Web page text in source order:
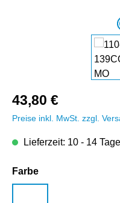
43,80 €
Preise inkl. MwSt. zzgl.
Lieferzeit: 10 - 14 Tage
Farbeauswählen